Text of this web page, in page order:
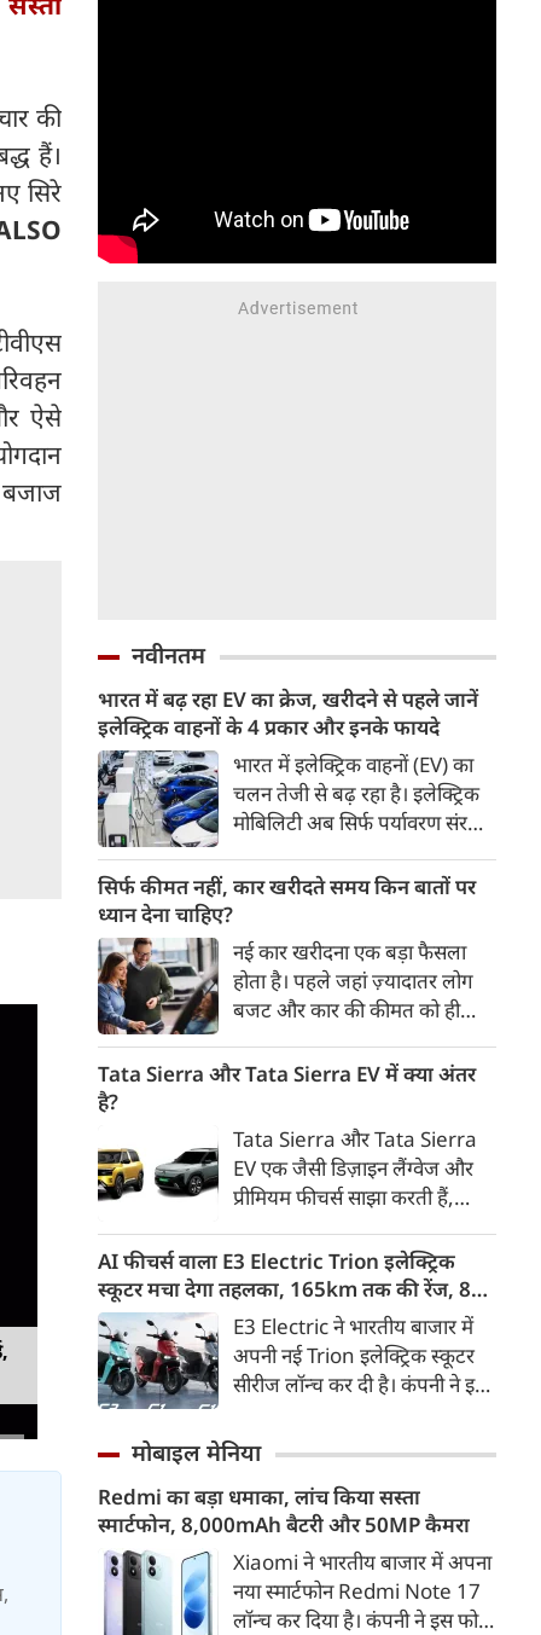
की
हैं।
सिरे
ऐसे
बजाज
नवीनतम
भारत में बढ़ रहा EV का क्रेज, खरीदने से पहले जानें
इलेक्ट्रिक वाहनों के 4 प्रकार और इनके फायदे
भारत में इलेक्ट्रिक वाहनों (EV) का
चलन तेजी से बढ़ रहा है। इलेक्ट्रिक
मोबिलिटी अब सिर्फ पर्यावरण संरक्षण
ऊर्जा सुरक्षा, आर्थिक विकास और
हिस्सा बनती जा रही है। 2016 के
बाद से भारत में इलेक्ट्रिक वाहनों की
बिक्री में करीब 46 गुना बढ़ोतरी हुई
है। वहीं, EV से जुड़े निर्यात का मूल्य
2020 में 12 लाख अमेरिकी डॉलर से
बढ़कर 2024 में 8.4 करोड़
सिर्फ कीमत नहीं, कार खरीदते समय किन बातों पर
ध्यान देना चाहिए?
नई कार खरीदना एक बड़ा फैसला
होता है। पहले जहां ज़्यादातर लोग
बजट और कार की कीमत को ही
खरीदार कई दूसरे पहलुओं पर भी
खरीदते समय किन बातों पर ध्यान
देना चाहिए।
Tata Sierra और Tata Sierra EV में क्या अंतर
है?
Tata Sierra और Tata Sierra
EV एक जैसी डिज़ाइन लैंग्वेज और
प्रीमियम फीचर्स साझा करती हैं,
खरीदारों की जरूरतों को पूरा करना
है। एक ओर Sierra पारंपरिक पेट्रोल
और डीज़ल पावरट्रेन के साथ आती है,
वहीं Sierra EV आधुनिक इलेक्ट्रिक
मोबिलिटी और नई तकनीकों पर
आधारित है।
AI फीचर्स वाला E3 Electric Trion इलेक्ट्रिक
स्कूटर मचा देगा तहलका, 165km तक की रेंज, 8
साल की बैटरी वारंटी, कीमत जानेंगे तो हो जाएंगे
हैरान
E3 Electric ने भारतीय बाजार में
अपनी नई Trion इलेक्ट्रिक स्कूटर
सीरीज लॉन्च कर दी है। कंपनी ने इसे
पेश किया है। Trion की शुरुआती
बेंगलुरु) रखी गई है। फिलहाल इसकी
बुकिंग बेंगलुरु के ग्राहकों के लिए
कंपनी की आधिकारिक वेबसाइट के
जरिए शुरू की गई है। आने वाले समय
में इसे दूसरे शहरों में भी उपलब्ध
मोबाइल मेनिया
Redmi का बड़ा धमाका, लांच किया सस्ता
स्मार्टफोन, 8,000mAh बैटरी और 50MP कैमरा
Xiaomi ने भारतीय बाजार में अपना
नया स्मार्टफोन Redmi Note 17
लॉन्च कर दिया है। कंपनी ने इस फोन